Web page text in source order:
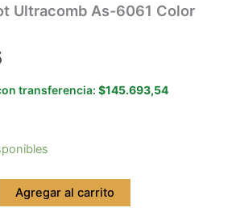
Ultracomb As-6061 Color
transferencia: $145.693,54
Agregar al carrito